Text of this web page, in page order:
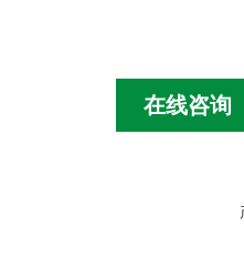
在线咨询